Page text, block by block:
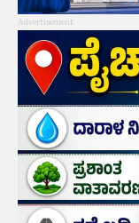
Advertisement